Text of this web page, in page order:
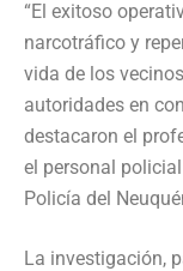
“El exitoso
narcotráfico y
vida de los
autoridades en
destacaron el
el personal
Policía del
La investigación,